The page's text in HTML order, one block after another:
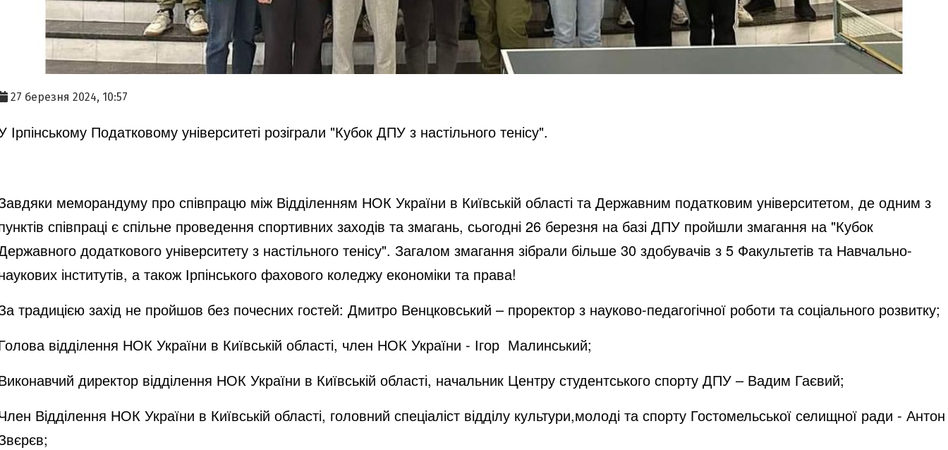
27 березня 2024, 10:57
Ірпінському Податковому університеті розіграли "Кубок ДПУ з настільного тенісу".
меморандуму про співпрацю між Відділенням НОК України в Київській області та Державним податковим університетом, де одним з
співпраці є спільне проведення спортивних заходів та змагань, сьогодні 26 березня на базі ДПУ пройшли змагання на "Кубок
додаткового університету з настільного тенісу". Загалом змагання зібрали більше 30 здобувачів з 5 Факультетів та Навчально-
інститутів, а також Ірпінського фахового коледжу економіки та права!
традицією захід не пройшов без почесних гостей: Дмитро Венцковський – проректор з науково-педагогічної роботи та соціального розвитку;
відділення НОК України в Київській області, член НОК України - Ігор Малинський;
директор відділення НОК України в Київській області, начальник Центру студентського спорту ДПУ – Вадим Гаєвий;
Відділення НОК України в Київській області, головний спеціаліст відділу культури,молоді та спорту Гостомельської селищної ради - Антон